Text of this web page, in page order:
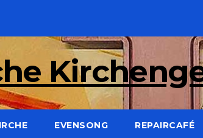
EVENSONG REPAIRCAFÉ